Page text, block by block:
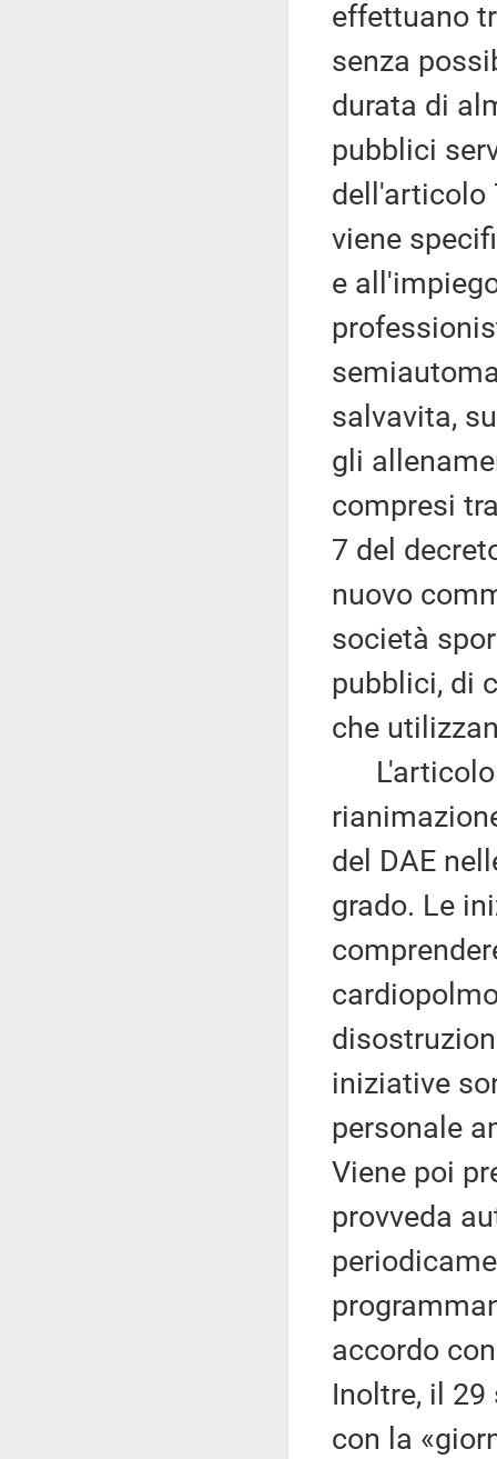
effettuano
senza
durata di
pubblici
dell'articolo
viene
e
salvavita,
gli
compresi
7 del
nuovo
società
pubblici, di
che
L'articolo
del DAE
grado. Le
iniziative
personale
Viene poi
provveda
accordo
Inoltre, il
con la